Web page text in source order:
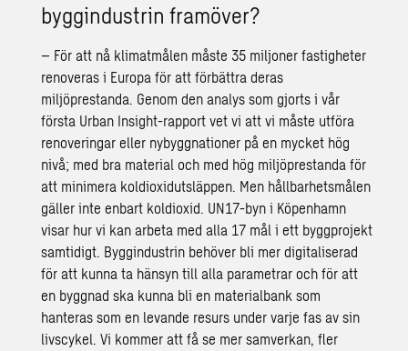
byggindustrin framöver?
– För att nå klimatmålen måste 35 miljoner fastigheter
renoveras i Europa för att förbättra deras
miljöprestanda. Genom den analys som gjorts i vår
första Urban Insight-rapport vet vi att vi måste utföra
renoveringar eller nybyggnationer på en mycket hög
nivå; med bra material och med hög miljöprestanda för
att minimera koldioxidutsläppen. Men hållbarhetsmålen
gäller inte enbart koldioxid. UN17-byn i Köpenhamn
visar hur vi kan arbeta med alla 17 mål i ett byggprojekt
samtidigt. Byggindustrin behöver bli mer digitaliserad
för att kunna ta hänsyn till alla parametrar och för att
en byggnad ska kunna bli en materialbank som
hanteras som en levande resurs under varje fas av sin
livscykel. Vi kommer att få se mer samverkan, fler